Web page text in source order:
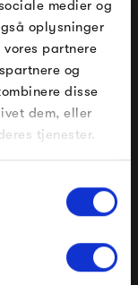
medier og
oplysninger
partnere
og
disse
dem, eller
tjenester.
inspirerede
århundrede.
og udforske
Co.
til dig på
File Under